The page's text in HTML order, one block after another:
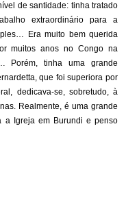
de santidade: tinha tratado
extraordinário para a
Era muito bem querida
muitos anos no Congo na
Porém, tinha uma grande
que foi superiora por
dedicava-se, sobretudo, à
Realmente, é uma grande
a Igreja em Burundi e penso